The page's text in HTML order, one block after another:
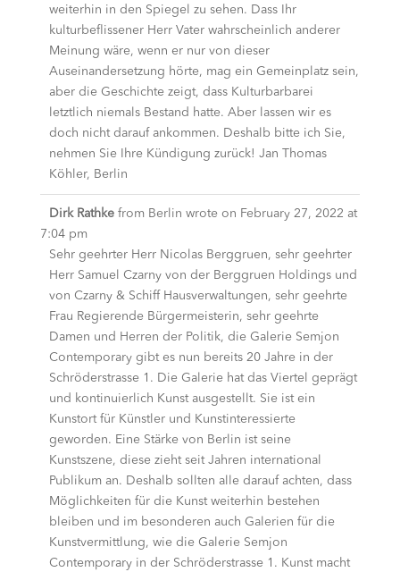
weiterhin in den Spiegel zu sehen. Dass Ihr
kulturbeflissener Herr Vater wahrscheinlich anderer
Meinung wäre, wenn er nur von dieser
Auseinandersetzung hörte, mag ein Gemeinplatz sein,
aber die Geschichte zeigt, dass Kulturbarbarei
letztlich niemals Bestand hatte. Aber lassen wir es
doch nicht darauf ankommen. Deshalb bitte ich Sie,
nehmen Sie Ihre Kündigung zurück! Jan Thomas
Köhler, Berlin
Dirk Rathke from Berlin wrote on February 27, 2022 at
7:04 pm
Sehr geehrter Herr Nicolas Berggruen, sehr geehrter
Herr Samuel Czarny von der Berggruen Holdings und
von Czarny & Schiff Hausverwaltungen, sehr geehrte
Frau Regierende Bürgermeisterin, sehr geehrte
Damen und Herren der Politik, die Galerie Semjon
Contemporary gibt es nun bereits 20 Jahre in der
Schröderstrasse 1. Die Galerie hat das Viertel geprägt
und kontinuierlich Kunst ausgestellt. Sie ist ein
Kunstort für Künstler und Kunstinteressierte
geworden. Eine Stärke von Berlin ist seine
Kunstszene, diese zieht seit Jahren international
Publikum an. Deshalb sollten alle darauf achten, dass
Möglichkeiten für die Kunst weiterhin bestehen
bleiben und im besonderen auch Galerien für die
Kunstvermittlung, wie die Galerie Semjon
Contemporary in der Schröderstrasse 1. Kunst macht